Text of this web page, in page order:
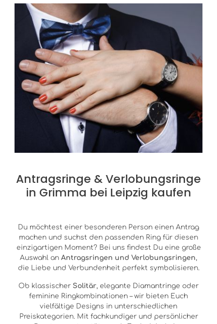
Antragsringe & Verlobungsringe
in Grimma bei Leipzig kaufen
Du möchtest einer besonderen Person einen Antrag
machen und suchst den passenden Ring für diesen
einzigartigen Moment? Bei uns findest Du eine große
Auswahl an Antragsringen und Verlobungsringen,
die Liebe und Verbundenheit perfekt symbolisieren.
Ob klassischer Solitär, elegante Diamantringe oder
feminine Ringkombinationen – wir bieten Euch
vielfältige Designs in unterschiedlichen
Preiskategorien. Mit fachkundiger und persönlicher